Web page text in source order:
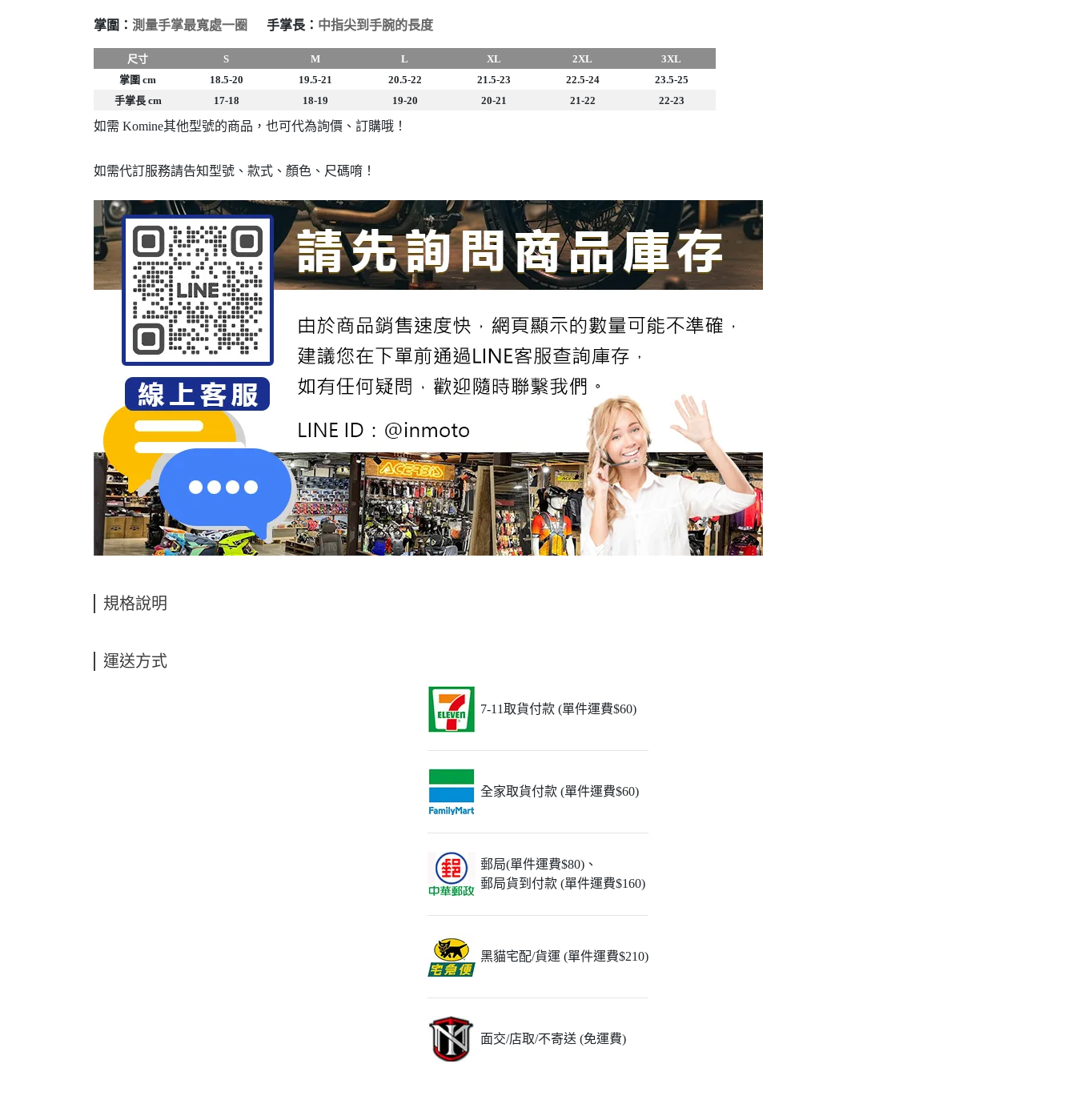
掌圍： 測量手掌最寬處一圈 手掌長： 中指尖到手腕的長度
尺寸 S M L XL 2XL
3XL
掌圍 cm
18.5-20 19.5-21 20.5-22 21.5-23 22.5-24
23.5-25
手掌長 cm
17-18 18-19 19-20 20-21 21-22 22-23
如需 Komine其他型號的商品，也可代為詢價、訂購哦！
如需代訂服務請告知型號、款式、顏色、尺碼唷！
規格說明
運送方式
7-11取貨付款 (單件運費$60)
全家取貨付款 (單件運費$60)
郵局(單件運費$80)、
郵局貨到付款 (單件運費$160)
黑貓宅配/貨運 (單件運費$210)
面交/店取/不寄送 (免運費)